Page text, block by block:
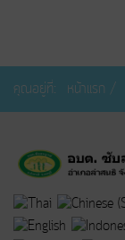
คุณอยู่ที่: หน้าแรก